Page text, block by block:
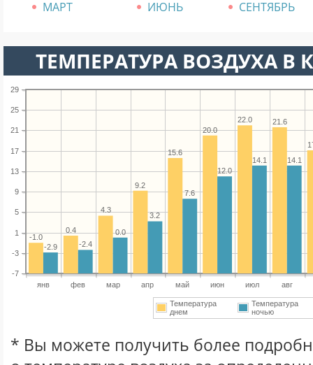
МАРТ
ИЮНЬ СЕНТЯБРЬ
ТЕМПЕРАТУРА ВОЗДУХА В
янв фев мар апр май июн июл авг
-7
-3
1
5
9
13
17
21
25
29
21.6
22.0
20.0
15.6
9.2
4.3
0.4
-1.0
14.1
14.1
12.0
7.6
3.2
0.0
-2.4
-2.9
Температура
днем
Температура
ночью
* Вы можете получить более